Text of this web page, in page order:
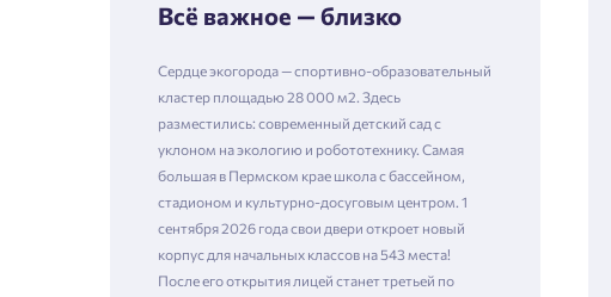
Всё важное — близко
Сердце экогорода — спортивно-образовательный
кластер площадью 28 000 м2. Здесь
разместились: современный детский сад с
уклоном на экологию и робототехнику. Самая
большая в Пермском крае школа с бассейном,
стадионом и культурно-досуговым центром. 1
сентября 2026 года свои двери откроет новый
корпус для начальных классов на 543 места!
После его открытия лицей станет третьей по